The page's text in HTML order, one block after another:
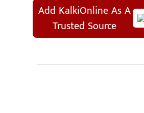
Add KalkiOnline As A
Trusted Source